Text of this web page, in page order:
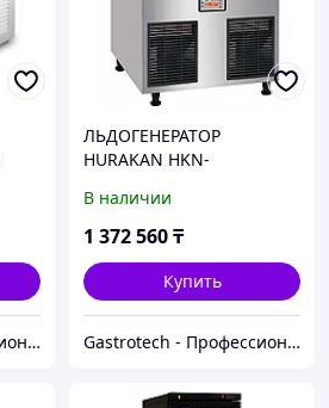
Gastrotech - Профессиональное оборудование
ЛЬДОГЕНЕРАТОР
HURAKAN HKN-
В наличии
1 372 560₸
Купить
Gastrotech - Профессиональное оборудование